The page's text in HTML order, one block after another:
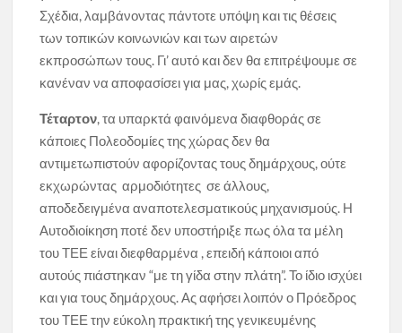
Σχέδια, λαμβάνοντας πάντοτε υπόψη και τις θέσεις
των τοπικών κοινωνιών και των αιρετών
εκπροσώπων τους. Γι’ αυτό και δεν θα επιτρέψουμε σε
κανέναν να αποφασίσει για μας, χωρίς εμάς.
Τέταρτον, τα υπαρκτά φαινόμενα διαφθοράς σε
κάποιες Πολεοδομίες της χώρας δεν θα
αντιμετωπιστούν αφορίζοντας τους δημάρχους, ούτε
εκχωρώντας αρμοδιότητες σε άλλους,
αποδεδειγμένα αναποτελεσματικούς μηχανισμούς. Η
Αυτοδιοίκηση ποτέ δεν υποστήριξε πως όλα τα μέλη
του ΤΕΕ είναι διεφθαρμένα , επειδή κάποιοι από
αυτούς πιάστηκαν “με τη γίδα στην πλάτη”. Το ίδιο ισχύει
και για τους δημάρχους. Ας αφήσει λοιπόν ο Πρόεδρος
του ΤΕΕ την εύκολη πρακτική της γενικευμένης